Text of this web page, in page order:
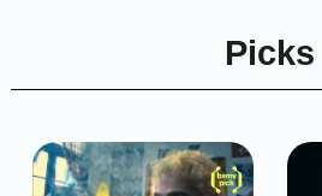
Picks